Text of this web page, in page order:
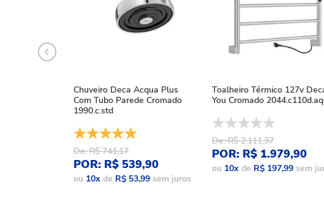
Chuveiro Deca Acqua Plus
Com Tubo Parede Cromado
1990.c.std
De: R$ 741,17
POR: R$ 539,90
ou 10x de R$ 53,99 sem juros
Toalheiro Térmico 127v
You Cromado
De: R$ 2.111,37
POR: R$ 1.979,90
ou 10x de R$ 197,99 sem